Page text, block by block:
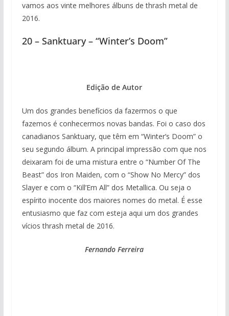
vamos aos vinte melhores álbuns de thrash metal de
2016.
20 – Sanktuary – “Winter’s Doom”
Edição de Autor
Um dos grandes benefícios da fazermos o que
fazemos é conhecermos novas bandas. Foi o caso dos
canadianos Sanktuary, que têm em “Winter’s Doom” o
seu segundo álbum. A principal impressão com que nos
deixaram foi de uma mistura entre o “Number Of The
Beast” dos Iron Maiden, com o “Show No Mercy” dos
Slayer e com o “Kill’Em All” dos Metallica. Ou seja o
espírito inocente dos maiores nomes do metal. É esse
entusiasmo que faz com esteja aqui um dos grandes
vícios thrash metal de 2016.
Fernando Ferreira